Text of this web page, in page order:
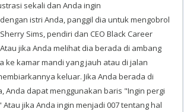
sekali dan Anda ingin
istri Anda, panggil dia untuk mengobrol
Sims, pendiri dan CEO Black Career
jika Anda melihat dia berada di ambang
ke kamar mandi yang jauh atau di jalan
keluar. Jika Anda berada di
Anda dapat menggunakan baris "Ingin pergi
jika Anda ingin menjadi 007 tentang hal